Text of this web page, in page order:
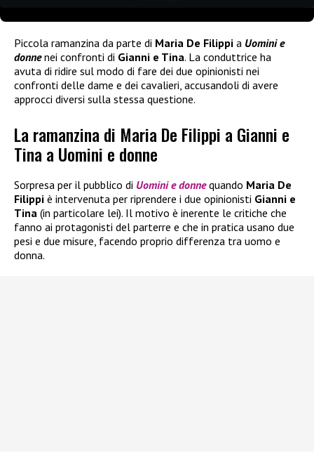
Piccola ramanzina da parte di Maria De Filippi a Uomini e
donnenei confronti di Gianni e Tina. La conduttrice ha
avuta di ridire sul modo di fare dei due opinionisti nei
confronti delle dame e dei cavalieri, accusandoli di avere
approcci diversi sulla stessa questione.
La ramanzina di Maria De Filippi a Gianni e
Tina a Uomini e donne
Sorpresa per il pubblico di Uomini e donnequando Maria De
Filippi è intervenuta per riprendere i due opinionisti Gianni e
Tina (in particolare lei). Il motivo è inerente le critiche che
fanno ai protagonisti del parterre e che in pratica usano due
pesi e due misure, facendo proprio differenza tra uomo e
donna.